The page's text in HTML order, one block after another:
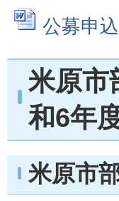
公募申
米原市
和6年度
米原市